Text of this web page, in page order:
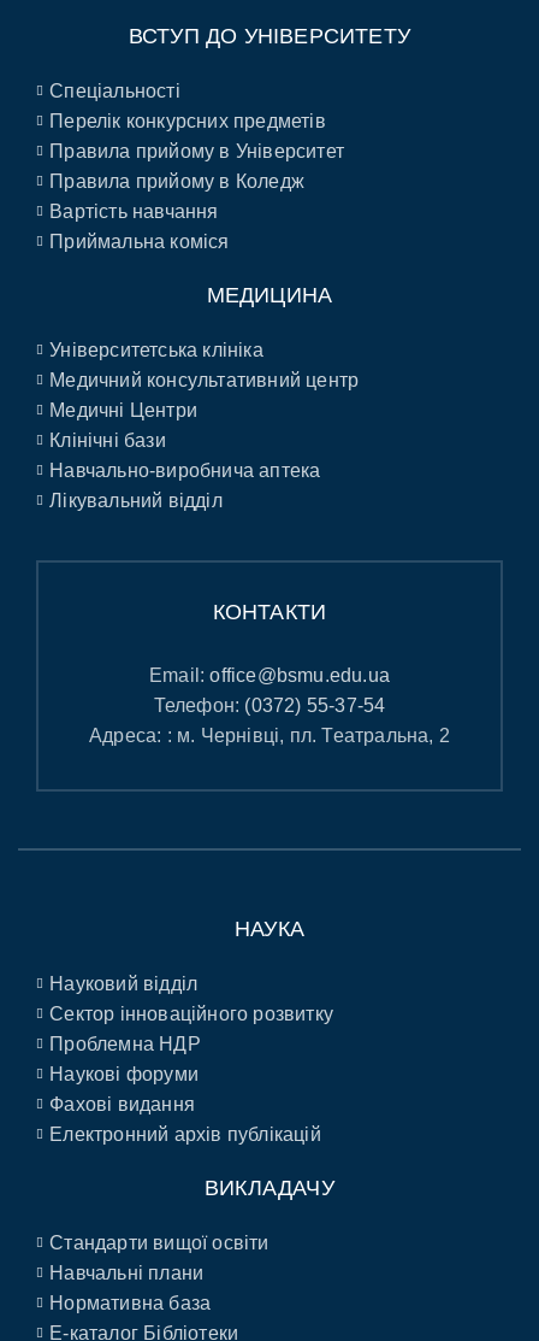
ВСТУП ДО УНІВЕРСИТЕТУ
Спеціальності
Перелік конкурсних предметів
Правила прийому в Університет
Правила прийому в Коледж
Вартість навчання
Приймальна коміся
МЕДИЦИНА
Університетська клініка
Медичний консультативний центр
Медичні Центри
Клінічні бази
Навчально-виробнича аптека
Лікувальний відділ
КОНТАКТИ
Email:office@bsmu.edu.ua
Телефон: (0372) 55-37-54
Адреса: : м. Чернівці, пл. Театральна, 2
НАУКА
Науковий відділ
Сектор інноваційного розвитку
Проблемна НДР
Наукові форуми
Фахові видання
Електронний архів публікацій
ВИКЛАДАЧУ
Стандарти вищої освіти
Навчальні плани
Нормативна база
E-каталог Бібліотеки